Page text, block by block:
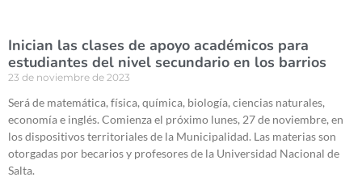
Inician las clases de apoyo académicos para
estudiantes del nivel secundario en los barrios
23 de noviembre de 2023
Será de matemática, física, química, biología, ciencias naturales,
economía e inglés. Comienza el próximo lunes, 27 de noviembre, en
los dispositivos territoriales de la Municipalidad. Las materias son
otorgadas por becarios y profesores de la Universidad Nacional de
Salta.